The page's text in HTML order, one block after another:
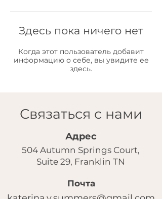
Здесь пока ничего нет
Когда этот пользователь добавит
информацию о себе, вы увидите ее
здесь.
Связаться с нами
Адрес
504 Autumn Springs Court,
Suite 29, Franklin TN
Почта